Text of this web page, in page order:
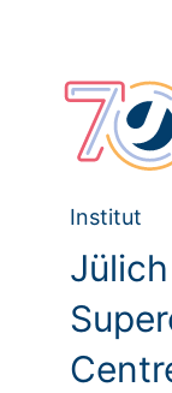
Institut
Jülich